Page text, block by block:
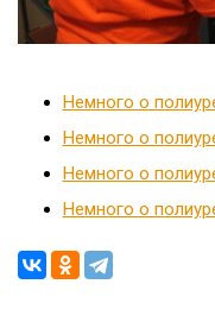
Немного о
Немного о
Немного о
Немного о